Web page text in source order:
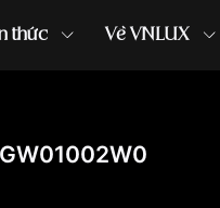
thức Về VNLUX